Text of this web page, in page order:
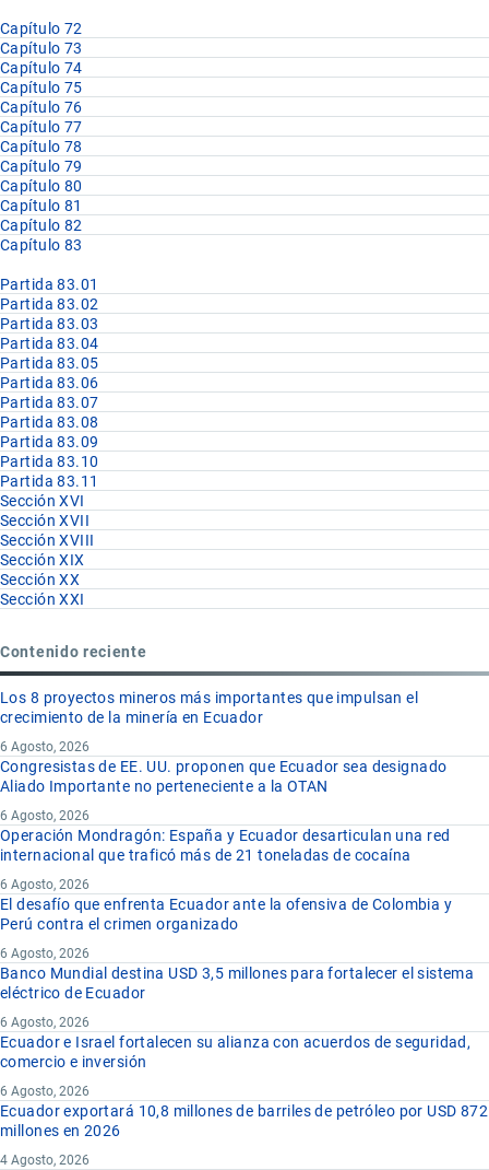
Capítulo 72
Capítulo 73
Capítulo 74
Capítulo 75
Capítulo 76
Capítulo 77
Capítulo 78
Capítulo 79
Capítulo 80
Capítulo 81
Capítulo 82
Capítulo 83
Partida 83.01
Partida 83.02
Partida 83.03
Partida 83.04
Partida 83.05
Partida 83.06
Partida 83.07
Partida 83.08
Partida 83.09
Partida 83.10
Partida 83.11
Sección XVI
Sección XVII
Sección XVIII
Sección XIX
Sección XX
Sección XXI
Contenido reciente
Los 8 proyectos mineros más importantes que impulsan el
crecimiento de la minería en Ecuador
6 Agosto, 2026
Congresistas de EE. UU. proponen que Ecuador sea designado
Aliado Importante no perteneciente a la OTAN
6 Agosto, 2026
Operación Mondragón: España y Ecuador desarticulan una red
internacional que traficó más de 21 toneladas de cocaína
6 Agosto, 2026
El desafío que enfrenta Ecuador ante la ofensiva de Colombia y
Perú contra el crimen organizado
6 Agosto, 2026
Banco Mundial destina USD 3,5 millones para fortalecer el sistema
eléctrico de Ecuador
6 Agosto, 2026
Ecuador e Israel fortalecen su alianza con acuerdos de seguridad,
comercio e inversión
6 Agosto, 2026
Ecuador exportará 10,8 millones de barriles de petróleo por USD 872
millones en 2026
4 Agosto, 2026